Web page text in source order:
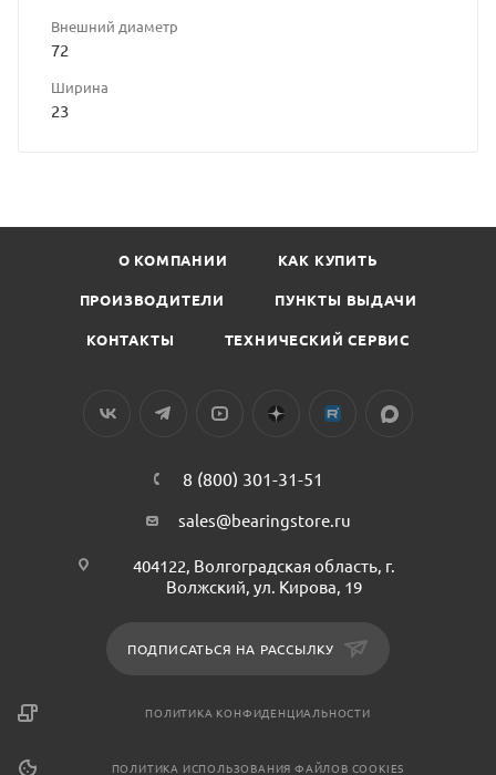
Внешний диаметр
72
Ширина
23
О КОМПАНИИ КАК КУПИТЬ
ПРОИЗВОДИТЕЛИ ПУНКТЫ ВЫДАЧИ
КОНТАКТЫ ТЕХНИЧЕСКИЙ СЕРВИС
8 (800) 301-31-51
sales@bearingstore.ru
404122, Волгоградская область, г.
Волжский, ул. Кирова, 19
ПОДПИСАТЬСЯ НА РАССЫЛКУ
ПОЛИТИКА КОНФИДЕНЦИАЛЬНОСТИ
ПОЛИТИКА ИСПОЛЬЗОВАНИЯ ФАЙЛОВ COOKIES